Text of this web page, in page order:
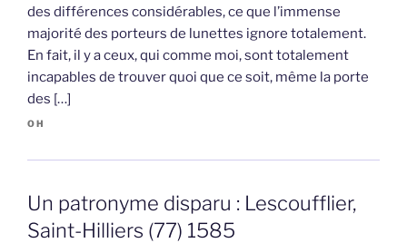
des différences considérables, ce que l’immense
majorité des porteurs de lunettes ignore totalement.
En fait, il y a ceux, qui comme moi, sont totalement
incapables de trouver quoi que ce soit, même la porte
des […]
OH
Un patronyme disparu : Lescoufflier,
Saint-Hilliers (77) 1585